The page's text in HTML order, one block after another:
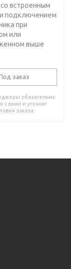
со встроенным
подключением
при
или
выше
заказ
обязательно
с вами и уточнят
заказа